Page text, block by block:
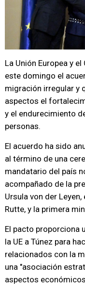
La Unión Europea y
este domingo el
migración irregular y
aspectos el
y el endurecimiento
personas.
El acuerdo ha sido
al término de una
mandatario del país
acompañado de la
Ursula von der
Rutte, y la primera
El pacto proporciona
la UE a Túnez para
relacionados con la
una "asociación
aspectos